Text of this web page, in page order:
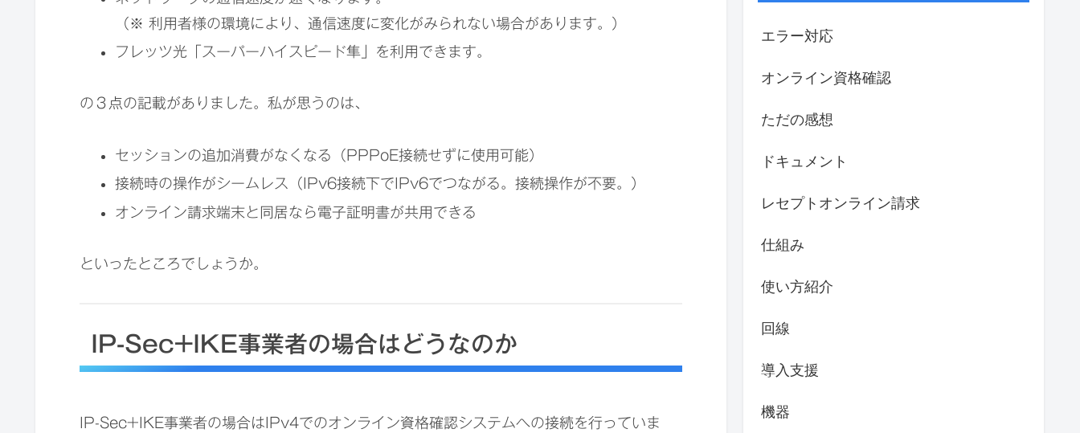
（※ 利用者様の環境により、通信速度に変化がみられない場合があります。）
フレッツ光「スーパーハイスピード隼」を利用できます。
の３点の記載がありました。私が思うのは、
セッションの追加消費がなくなる（PPPoE接続せずに使用可能）
接続時の操作がシームレス（IPv6接続下でIPv6でつながる。接続操作が不要。）
オンライン請求端末と同居なら電子証明書が共用できる
といったところでしょうか。
IP-Sec+IKE事業者の場合はどうなのか
IP-Sec+IKE事業者の場合はIPv4でのオンライン資格確認システムへの接続を行っていま
エラー対応
オンライン資格確認
ただの感想
ドキュメント
レセプトオンライン請求
仕組み
使い方紹介
回線
導入支援
機器